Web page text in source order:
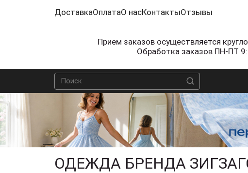
ДоставкаОплатаО насКонтактыОтзывы
Прием заказов осуществляется
Обработка заказов ПН-ПТ
ОДЕЖДА БРЕНДА